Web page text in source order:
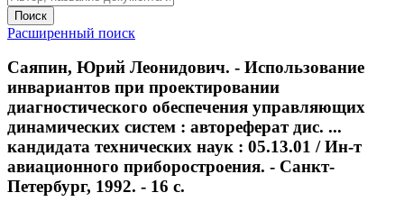
Поиск
Расширенный поиск
Саяпин, Юрий Леонидович. - Использование
инвариантов при проектировании
диагностического обеспечения управляющих
динамических систем : автореферат дис. ...
кандидата технических наук : 05.13.01 / Ин-т
авиационного приборостроения. - Санкт-
Петербург, 1992. - 16 с.